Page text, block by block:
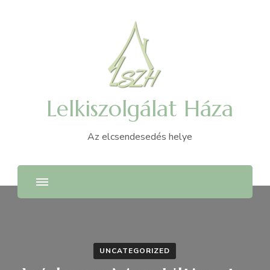
Lelkiszolgálat Háza
Az elcsendesedés helye
UNCATEGORIZED